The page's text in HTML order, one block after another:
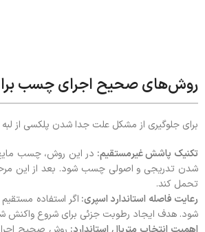
روش‌های صحیح اجرای چسب
برای جلوگیری از مشکل علت جدا شدن پلکسی از
تکنیک پاشش غیرمستقیم: در این روش، چسب مایع
شدن تدریجی و اصولی چسب شود. بعد از این
تحمل کند.
رعایت فاصله استاندارد اسپری:
شود. هدف ایجاد رطوبت جزئی برای شروع واکنش